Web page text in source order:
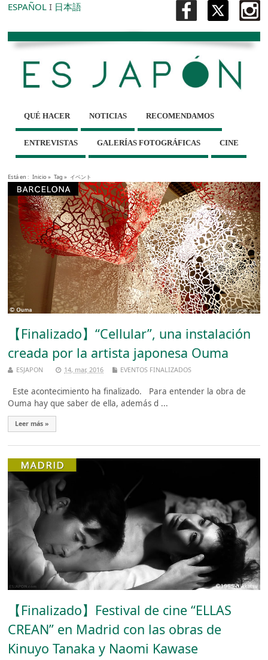
ESPAÑOL I 日本語
QUÉ HACER NOTICIAS RECOMENDAMOS
ENTREVISTAS GALERÍAS FOTOGRÁFICAS CINE
Está en : Inicio» Tag » イベント
【Finalizado】“Cellular”, una instalación
creada por la artista japonesa Ouma
ESJAPON 14, mar, 2016 EVENTOS FINALIZADOS
Este acontecimiento ha finalizado. Para entender la obra de
Ouma hay que saber de ella, además d ...
Leer más »
【Finalizado】Festival de cine “ELLAS
CREAN” en Madrid con las obras de
Kinuyo Tanaka y Naomi Kawase